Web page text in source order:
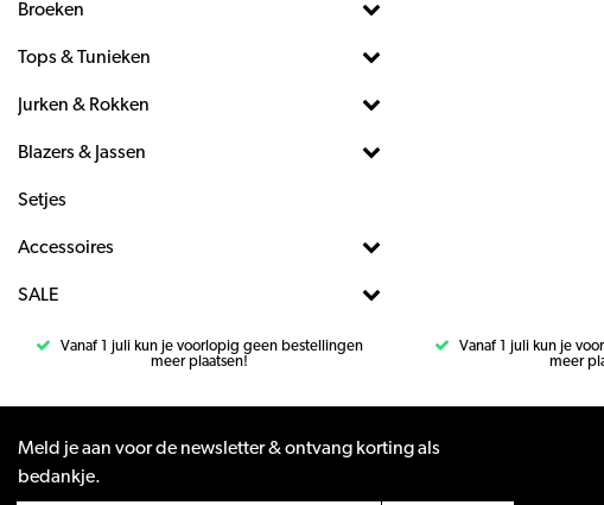
Broeken
Tops & Tunieken
Jurken & Rokken
Blazers & Jassen
Setjes
Accessoires
SALE
Vanaf 1 juli kun je voorlopig geen bestellingen
meer plaatsen!
Vanaf 1 juli kun je
meer
Meld je aan voor de newsletter & ontvang korting als
bedankje.